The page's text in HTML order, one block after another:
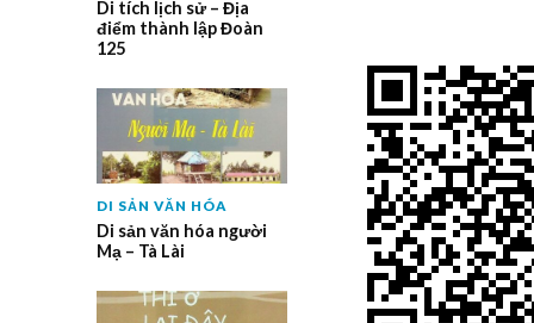
Di tích lịch sử – Địa
điểm thành lập Đoàn
125
DI SẢN VĂN HÓA
Di sản văn hóa người
Mạ – Tà Lài